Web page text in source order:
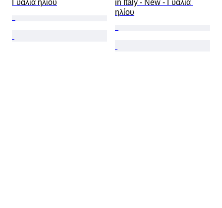
Γυαλιά ηλίου
in Italy - New - Γυαλιά
ηλίου